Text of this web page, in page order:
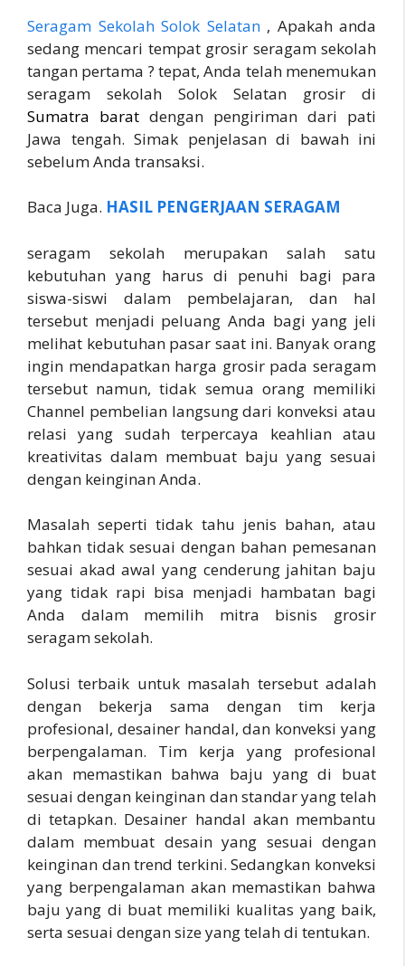
Seragam Sekolah Solok Selatan , Apakah anda
sedang mencari tempat grosir seragam sekolah
tangan pertama ? tepat, Anda telah menemukan
seragam sekolah Solok Selatan grosir di
Sumatra barat dengan pengiriman dari pati
Jawa tengah. Simak penjelasan di bawah ini
sebelum Anda transaksi.
Baca Juga. HASIL PENGERJAAN SERAGAM
seragam sekolah merupakan salah satu
kebutuhan yang harus di penuhi bagi para
siswa-siswi dalam pembelajaran, dan hal
tersebut menjadi peluang Anda bagi yang jeli
melihat kebutuhan pasar saat ini. Banyak orang
ingin mendapatkan harga grosir pada seragam
tersebut namun, tidak semua orang memiliki
Channel pembelian langsung dari konveksi atau
relasi yang sudah terpercaya keahlian atau
kreativitas dalam membuat baju yang sesuai
dengan keinginan Anda.
Masalah seperti tidak tahu jenis bahan, atau
bahkan tidak sesuai dengan bahan pemesanan
sesuai akad awal yang cenderung jahitan baju
yang tidak rapi bisa menjadi hambatan bagi
Anda dalam memilih mitra bisnis grosir
seragam sekolah.
Solusi terbaik untuk masalah tersebut adalah
dengan bekerja sama dengan tim kerja
profesional, desainer handal, dan konveksi yang
berpengalaman. Tim kerja yang profesional
akan memastikan bahwa baju yang di buat
sesuai dengan keinginan dan standar yang telah
di tetapkan. Desainer handal akan membantu
dalam membuat desain yang sesuai dengan
keinginan dan trend terkini. Sedangkan konveksi
yang berpengalaman akan memastikan bahwa
baju yang di buat memiliki kualitas yang baik,
serta sesuai dengan size yang telah di tentukan.